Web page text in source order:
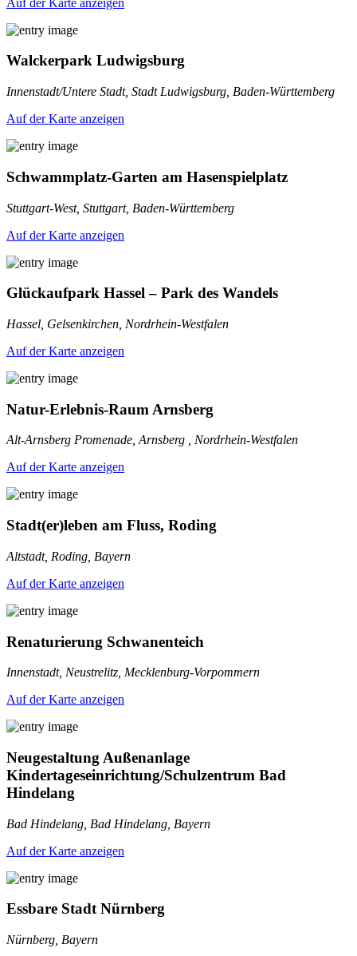
Walckerpark Ludwigsburg
Innenstadt/Untere Stadt, Stadt Ludwigsburg, Baden-Württemberg
Auf der Karte anzeigen
Schwammplatz-Garten am Hasenspielplatz
Stuttgart-West, Stuttgart, Baden-Württemberg
Auf der Karte anzeigen
Glückaufpark Hassel – Park des Wandels
Hassel, Gelsenkirchen, Nordrhein-Westfalen
Auf der Karte anzeigen
Natur-Erlebnis-Raum Arnsberg
Alt-Arnsberg Promenade, Arnsberg , Nordrhein-Westfalen
Auf der Karte anzeigen
Stadt(er)leben am Fluss, Roding
Altstadt, Roding, Bayern
Auf der Karte anzeigen
Renaturierung Schwanenteich
Innenstadt, Neustrelitz, Mecklenburg-Vorpommern
Auf der Karte anzeigen
Neugestaltung Außenanlage
Kindertageseinrichtung/Schulzentrum Bad
Hindelang
Bad Hindelang, Bad Hindelang, Bayern
Auf der Karte anzeigen
Essbare Stadt Nürnberg
Nürnberg, Bayern